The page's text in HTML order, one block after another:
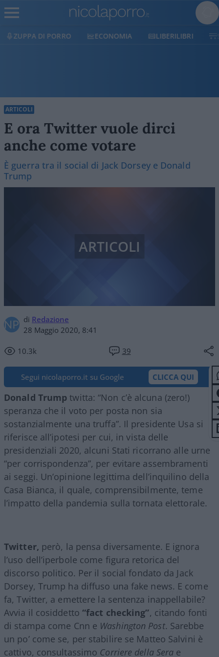
ECONOMIA LIBERILIBRI SHOP SOSTIENICI
ARTICOLI
E ora Twitter vuole dirci
anche come votare
È guerra tra il social di Jack Dorsey e Donald
Trump
di Redazione
28 Maggio 2020, 8:41
10.3k 39
ARTICOLI
Segui nicolaporro.it su Google CLICCA QUI
Donald Trump twitta: “Non c’è alcuna (zero!)
speranza che il voto per posta non sia
sostanzialmente una truffa”. Il presidente Usa si
riferisce all’ipotesi per cui, in vista delle
presidenziali 2020, alcuni Stati ricorrano alle urne
“per corrispondenza”, per evitare assembramenti
ai seggi. Un’opinione legittima dell’inquilino della
Casa Bianca, il quale, comprensibilmente, teme
l’impatto della pandemia sulla tornata elettorale.
Twitter, però, la pensa diversamente. E ignora
l’uso dell’iperbole come figura retorica del
discorso politico. Per il social fondato da Jack
Dorsey, Trump ha diffuso una fake news. E come
fa, Twitter, a emettere la sentenza inappellabile?
Avvia il cosiddetto“fact checking”, citando fonti
di stampa come Cnn e Washington Post. Sarebbe
un po’ come se, per stabilire se Matteo Salvini è
cattivo, consultassimo Corriere della Sera e